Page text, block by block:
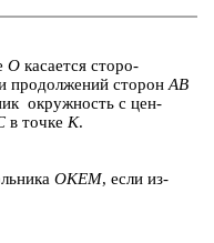
О ка­са­ет­ся сто­ро­
про­дол­же­ний сто­рон AB
окруж­ность с цен­
в точке K.
ОКЕМ, если из­